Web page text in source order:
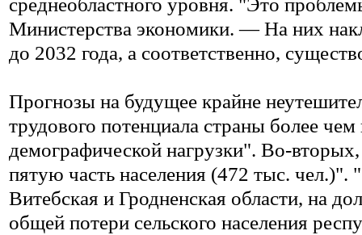
Министерства экономики. — На них
до 2032 года, а соответственно,
Прогнозы на будущее крайне
трудового потенциала страны более
демографической нагрузки". Во-
пятую часть населения (472 тыс. чел.)".
Витебская и Гродненская области, на
общей потери сельского населения